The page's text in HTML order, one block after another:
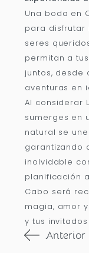
Una boda en
para disfrutar
seres
permitan a
juntos, desde
aventuras en
Al considerar
sumerges en
natural se
garantizando
inolvidable
planificación
Cabo será
magia, amor
y tus
Anterior